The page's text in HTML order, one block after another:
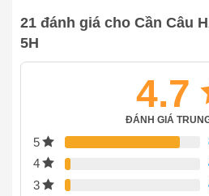
21 đánh giá cho Cần Câu
5H
4.7
ĐÁNH GIÁ
5
4
3